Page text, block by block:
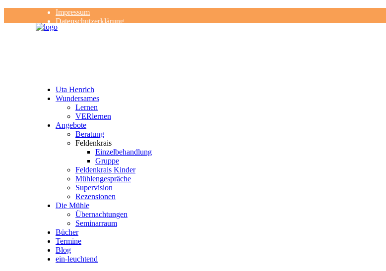
Impressum
Datenschutzerklärung
Kontakt
Uta Henrich
Wundersames
Lernen
VERlernen
Angebote
Beratung
Feldenkrais
Einzelbehandlung
Gruppe
Feldenkrais Kinder
Mühlengespräche
Supervision
Rezensionen
Die Mühle
Übernachtungen
Seminarraum
Bücher
Termine
Blog
ein-leuchtend